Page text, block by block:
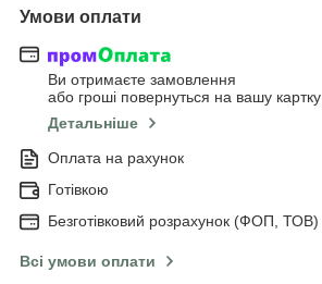
Умови оплати
Ви отримаєте замовлення
або гроші повернуться на вашу картку
Детальніше
Оплата на рахунок
Готівкою
Безготівковий розрахунок (ФОП, ТОВ)
Всі умови оплати